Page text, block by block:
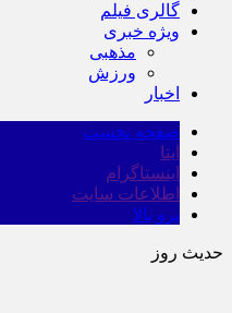
گالری فیلم
ویژه خبری
مذهبی
ورزش
اخبار
صفحه نخست
ایتا
اینستاگرام
اطلاعات سایت
برو بالا
حدیث روز